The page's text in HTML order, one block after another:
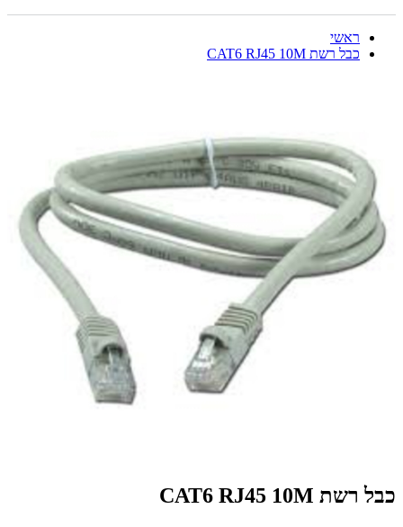
ראשי
כבל רשת CAT6 RJ45 10M
כבל רשת CAT6 RJ45 10M